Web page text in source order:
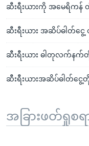
ဆီးရီးယားကို အမေရိက
ဆီးရီးယား အဆိပ်ဓါတ်ငွ
ဆီးရီးယား ဓါတုလက်နက်
ဆီးရီးယားအဆိပ်ဓါတ်ငွ
အခြားဖတ်ရှုစရာ